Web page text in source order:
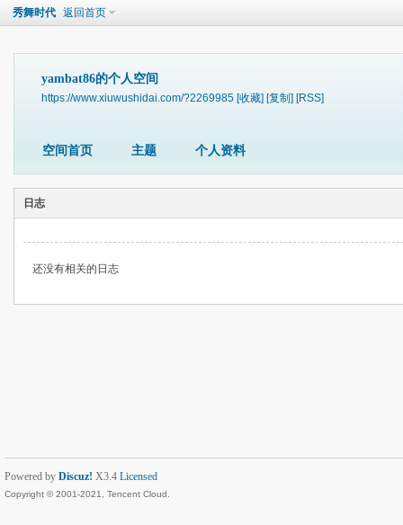
秀舞时代 返回首页
yambat86的个人空间
https://www.xiuwushidai.com/?2269985 [收藏] [复制] [RSS]
空间首页 主题 个人资料
日志
还没有相关的日志
Powered by Discuz! X3.4 Licensed
Copyright © 2001-2021, Tencent Cloud.